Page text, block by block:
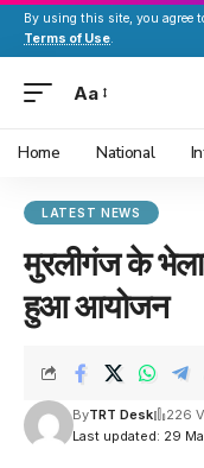
By using this site, you agree
Terms of Use.
Aa
Home National
LATEST NEWS
मुरलीगंज के
हुआ आयोजन
Last updated: 29
ByTRT Desk 226